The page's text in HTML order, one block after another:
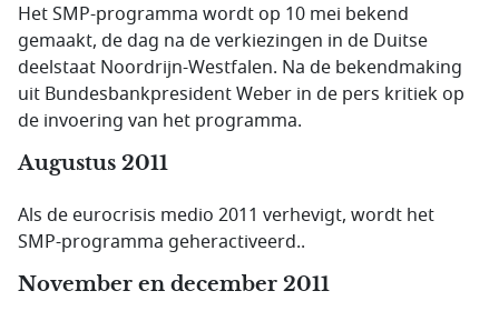
Het SMP-programma wordt op 10 mei bekend
gemaakt, de dag na de verkiezingen in de Duitse
deelstaat Noordrijn-Westfalen. Na de bekendmaking
uit Bundesbankpresident Weber in de pers kritiek op
de invoering van het programma.
Augustus 2011
Als de eurocrisis medio 2011 verhevigt, wordt het
SMP-programma geheractiveerd..
November en december 2011